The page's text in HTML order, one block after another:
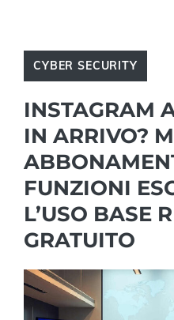
CYBER SECURITY
INSTAGRAM
IN ARRIVO?
FUNZIONI
L’USO BASE
GRATUITO